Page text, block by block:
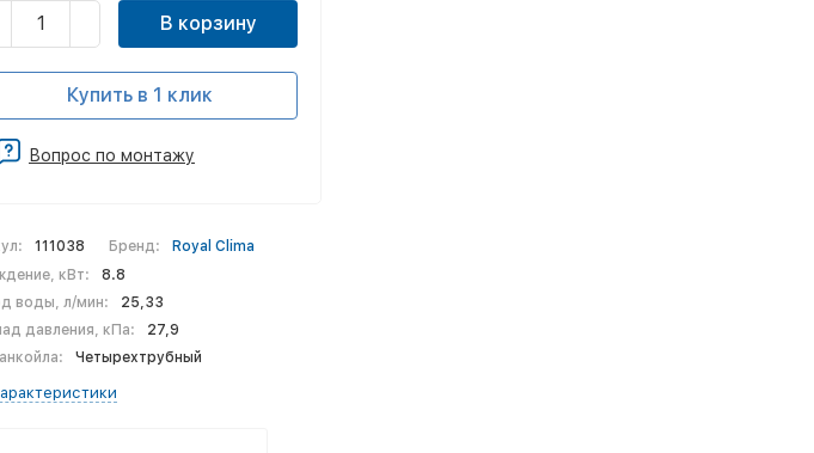
111038 Бренд:
Royal Clima
кВт:
8.8
воды, л/мин:
25,33
давления, кПа:
27,9
Четырехтрубный
В корзину
Купить в 1 клик
Вопрос по монтажу